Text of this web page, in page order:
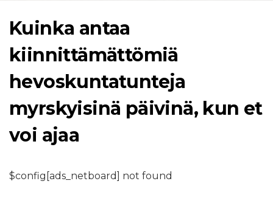
Kuinka antaa
kiinnittämättömiä
hevoskuntatunteja
myrskyisinä päivinä, kun et
voi ajaa
$config[ads_netboard] not found